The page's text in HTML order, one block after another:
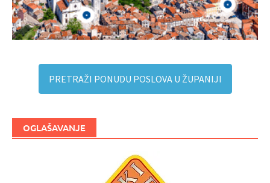
PRETRAŽI PONUDU POSLOVA U ŽUPANIJI
OGLAŠAVANJE